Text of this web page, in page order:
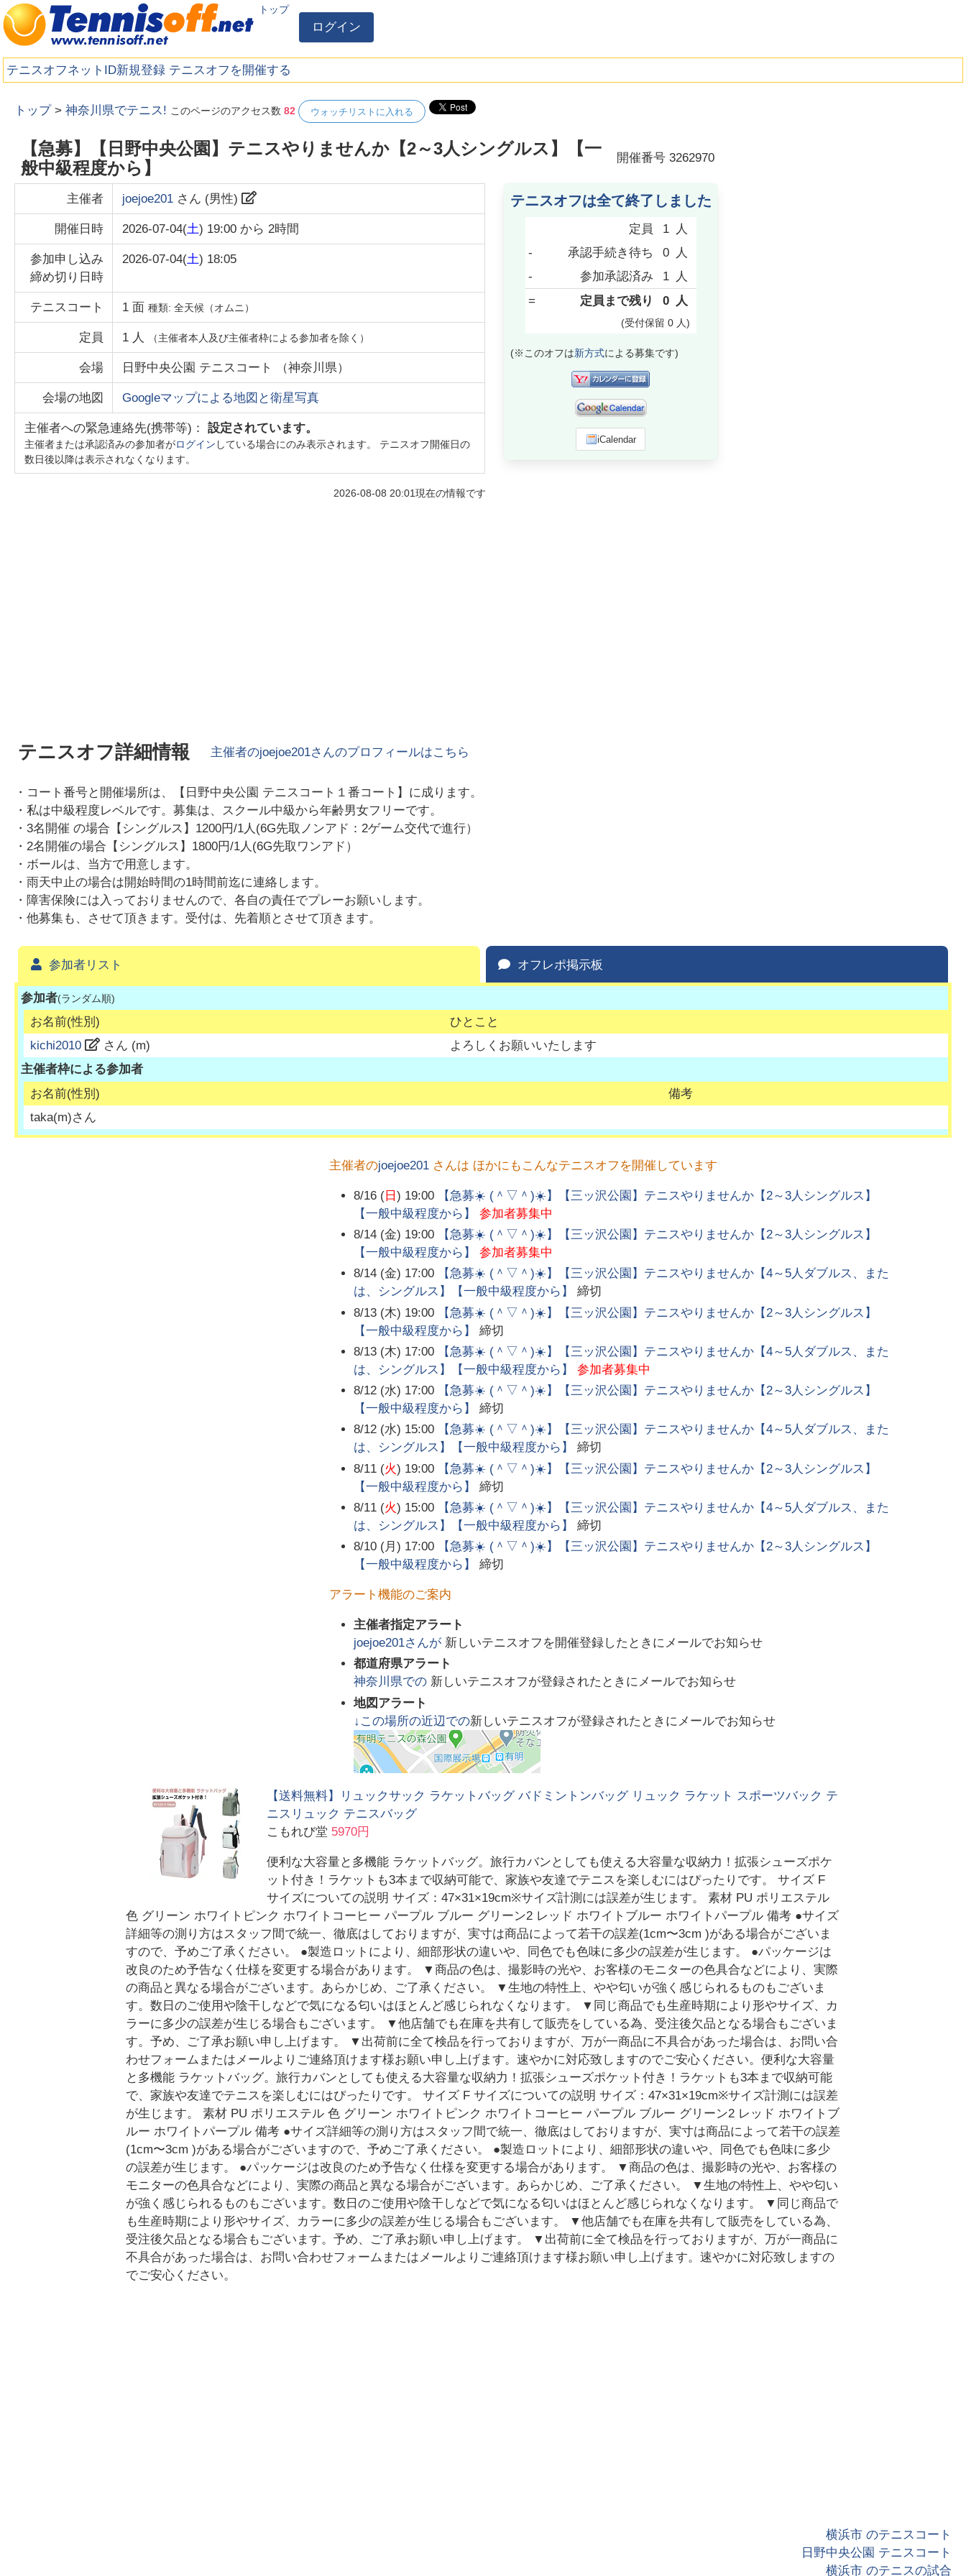
トップ
ログイン
テニスオフネットID新規登録 テニスオフを開催する
トップ >神奈川県でテニス! このページのアクセス数82 ウォッチリストに入れる
【急募】【日野中央公園】テニスやりませんか【2～3人シングルス】【一
般中級程度から】
開催番号 3262970
主催者 joejoe201 さん (男性)
開催日時 2026-07-04(土) 19:00 から2時間
参加申し込み
締め切り日時
2026-07-04(土) 18:05
テニスコート 1 面種類:全天候（オムニ）
定員 1 人 （主催者本人及び主催者枠による参加者を除く）
会場 日野中央公園 テニスコート （神奈川県）
会場の地図 Googleマップによる地図と衛星写真
主催者への緊急連絡先(携帯等)：設定されています。
主催者または承認済みの参加者がログイン している場合にのみ表示されます。 テニスオフ開催日の
数日後以降は表示されなくなります。
2026-08-08 20:01現在の情報です
テニスオフは全て終了しました
定員 1
人
-
承認手続き待ち 0
人
-
参加承認済み 1
人
=
定員まで残り 0 人
(受付保留0 人)
(※このオフは新方式による募集です)
iCalendar
テニスオフ詳細情報 主催者のjoejoe201さんのプロフィールはこちら
・コート番号と開催場所は、【日野中央公園 テニスコート１番コート】に成ります。
・私は中級程度レベルです。募集は、スクール中級から年齢男女フリーです。
・3名開催 の場合【シングルス】1200円/1人(6G先取ノンアド：2ゲーム交代で進行）
・2名開催の場合【シングルス】1800円/1人(6G先取ワンアド）
・ボールは、当方で用意します。
・雨天中止の場合は開始時間の1時間前迄に連絡します。
・障害保険には入っておりませんので、各自の責任でプレーお願いします。
・他募集も、させて頂きます。受付は、先着順とさせて頂きます。
参加者リスト オフレポ掲示板
参加者(ランダム順)
お名前(性別)
ひとこと
kichi2010
さん (m)
よろしくお願いいたします
主催者枠による参加者
お名前(性別)
備考
taka(m)さん
主催者のjoejoe201 さんは ほかにもこんなテニスオフを開催しています
8/16 (日 ) 19:00
【急募☀️ (＾▽＾)☀️】【三ッ沢公園】テニスやりませんか【2～3人シングルス】
【一般中級程度から】
参加者募集中
8/14 (金) 19:00
【急募☀️ (＾▽＾)☀️】【三ッ沢公園】テニスやりませんか【2～3人シングルス】
【一般中級程度から】
参加者募集中
8/14 (金) 17:00
【急募☀️ (＾▽＾)☀️】【三ッ沢公園】テニスやりませんか【4～5人ダブルス、また
は、シングルス】【一般中級程度から】
締切
8/13 (木) 19:00
【急募☀️ (＾▽＾)☀️】【三ッ沢公園】テニスやりませんか【2～3人シングルス】
【一般中級程度から】
締切
8/13 (木) 17:00
【急募☀️ (＾▽＾)☀️】【三ッ沢公園】テニスやりませんか【4～5人ダブルス、また
は、シングルス】【一般中級程度から】
参加者募集中
8/12 (水) 17:00
【急募☀️ (＾▽＾)☀️】【三ッ沢公園】テニスやりませんか【2～3人シングルス】
【一般中級程度から】
締切
8/12 (水) 15:00
【急募☀️ (＾▽＾)☀️】【三ッ沢公園】テニスやりませんか【4～5人ダブルス、また
は、シングルス】【一般中級程度から】
締切
8/11 (火) 19:00
【急募☀️ (＾▽＾)☀️】【三ッ沢公園】テニスやりませんか【2～3人シングルス】
【一般中級程度から】
締切
8/11 (火) 15:00
【急募☀️ (＾▽＾)☀️】【三ッ沢公園】テニスやりませんか【4～5人ダブルス、また
は、シングルス】【一般中級程度から】
締切
8/10 (月) 17:00
【急募☀️ (＾▽＾)☀️】【三ッ沢公園】テニスやりませんか【2～3人シングルス】
【一般中級程度から】
締切
アラート機能のご案内
主催者指定アラート
joejoe201さんが 新しいテニスオフを開催登録したときにメールでお知らせ
都道府県アラート
神奈川県での 新しいテニスオフが登録されたときにメールでお知らせ
地図アラート
↓この場所の近辺での新しいテニスオフが登録されたときにメールでお知らせ
【送料無料】リュックサック ラケットバッグ バドミントンバッグ リュック ラケット スポーツバック テ
ニスリュック テニスバッグ
こもれび堂 5970円
便利な大容量と多機能 ラケットバッグ。旅行カバンとしても使える大容量な収納力！拡張シューズポケ
ット付き！ラケットも3本まで収納可能で、家族や友達でテニスを楽しむにはぴったりです。 サイズ F
サイズについての説明 サイズ：47×31×19cm※サイズ計測には誤差が生じます。 素材 PU ポリエステル
色 グリーン ホワイトピンク ホワイトコーヒー パープル ブルー グリーン2 レッド ホワイトブルー ホワイトパープル 備考 ●サイズ
詳細等の測り方はスタッフ間で統一、徹底はしておりますが、実寸は商品によって若干の誤差(1cm〜3cm )がある場合がございま
すので、予めご了承ください。 ●製造ロットにより、細部形状の違いや、同色でも色味に多少の誤差が生じます。 ●パッケージは
改良のため予告なく仕様を変更する場合があります。 ▼商品の色は、撮影時の光や、お客様のモニターの色具合などにより、実際
の商品と異なる場合がございます。あらかじめ、ご了承ください。 ▼生地の特性上、やや匂いが強く感じられるものもございま
す。数日のご使用や陰干しなどで気になる匂いはほとんど感じられなくなります。 ▼同じ商品でも生産時期により形やサイズ、カ
ラーに多少の誤差が生じる場合もございます。 ▼他店舗でも在庫を共有して販売をしている為、受注後欠品となる場合もございま
す。予め、ご了承お願い申し上げます。 ▼出荷前に全て検品を行っておりますが、万が一商品に不具合があった場合は、お問い合
わせフォームまたはメールよりご連絡頂けます様お願い申し上げます。速やかに対応致しますのでご安心ください。便利な大容量
と多機能 ラケットバッグ。旅行カバンとしても使える大容量な収納力！拡張シューズポケット付き！ラケットも3本まで収納可能
で、家族や友達でテニスを楽しむにはぴったりです。 サイズ F サイズについての説明 サイズ：47×31×19cm※サイズ計測には誤差
が生じます。 素材 PU ポリエステル 色 グリーン ホワイトピンク ホワイトコーヒー パープル ブルー グリーン2 レッド ホワイトブ
ルー ホワイトパープル 備考 ●サイズ詳細等の測り方はスタッフ間で統一、徹底はしておりますが、実寸は商品によって若干の誤差
(1cm〜3cm )がある場合がございますので、予めご了承ください。 ●製造ロットにより、細部形状の違いや、同色でも色味に多少
の誤差が生じます。 ●パッケージは改良のため予告なく仕様を変更する場合があります。 ▼商品の色は、撮影時の光や、お客様の
モニターの色具合などにより、実際の商品と異なる場合がございます。あらかじめ、ご了承ください。 ▼生地の特性上、やや匂い
が強く感じられるものもございます。数日のご使用や陰干しなどで気になる匂いはほとんど感じられなくなります。 ▼同じ商品で
も生産時期により形やサイズ、カラーに多少の誤差が生じる場合もございます。 ▼他店舗でも在庫を共有して販売をしている為、
受注後欠品となる場合もございます。予め、ご了承お願い申し上げます。 ▼出荷前に全て検品を行っておりますが、万が一商品に
不具合があった場合は、お問い合わせフォームまたはメールよりご連絡頂けます様お願い申し上げます。速やかに対応致しますの
でご安心ください。
横浜市 のテニスコート
日野中央公園 テニスコート
横浜市 のテニスの試合